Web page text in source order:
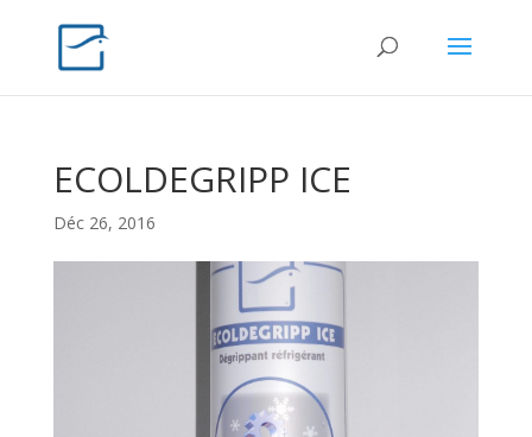
ECOLDEGRIPP ICE
Déc 26, 2016